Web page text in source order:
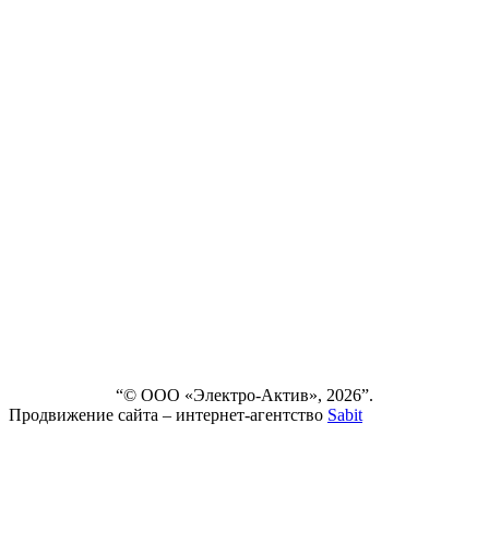
“© ООО «Электро-Актив», 2026”.
Продвижение сайта – интернет-агентство Sabit